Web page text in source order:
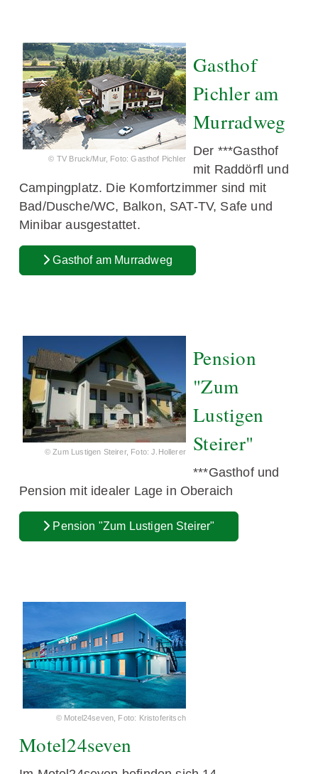
© TV Bruck/Mur, Foto: Gasthof Pichler
Gasthof
Pichler am
Murradweg
Der ***Gasthof
mit Raddörfl und
Campingplatz. Die Komfortzimmer sind mit
Bad/Dusche/WC, Balkon, SAT-TV, Safe und
Minibar ausgestattet.
Gasthof am Murradweg
© Zum Lustigen Steirer, Foto: J.Hollerer
Pension
"Zum
Lustigen
Steirer"
***Gasthof und
Pension mit idealer Lage in Oberaich
Pension "Zum Lustigen Steirer"
© Motel24seven, Foto: Kristoferitsch
Motel24seven